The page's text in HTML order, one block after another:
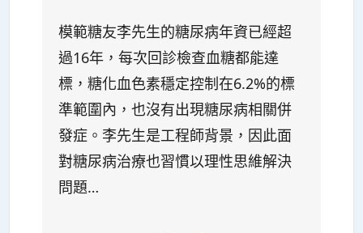
模範糖友李先生的糖尿病年資已經超
過16年，每次回診檢查血糖都能達
標，糖化血色素穩定控制在6.2%的標
準範圍內，也沒有出現糖尿病相關併
發症。李先生是工程師背景，因此面
對糖尿病治療也習慣以理性思維解決
問題…